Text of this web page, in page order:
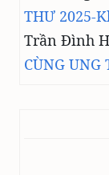
THƯ 2025-
Trần Đình
CÙNG UNG